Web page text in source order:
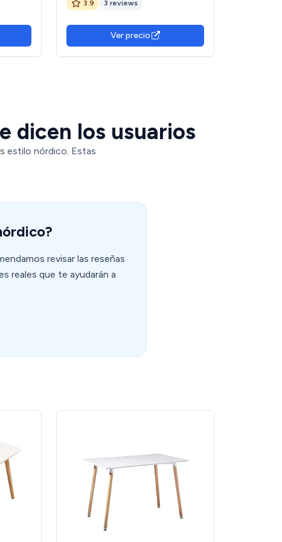
Madera, Medidas: 100 cm (Ancho) x
3.9 3 reviews
Ver precio
dicen los usuarios
estilo nórdico. Estas
revisar las reseñas
reales que te ayudarán a